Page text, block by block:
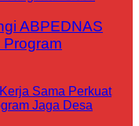
ABPEDNAS